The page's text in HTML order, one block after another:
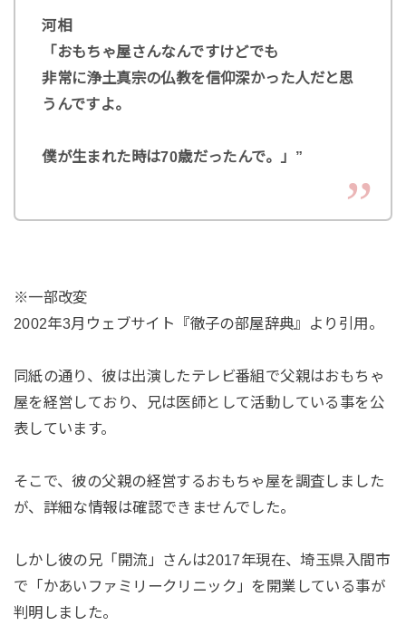
河相
「おもちゃ屋さんなんですけどでも
非常に浄土真宗の仏教を信仰深かった人だと思
うんですよ。
僕が生まれた時は70歳だったんで。」”
※一部改変
2002年3月ウェブサイト『徹子の部屋辞典』より引用。
同紙の通り、彼は出演したテレビ番組で父親はおもちゃ
屋を経営しており、兄は医師として活動している事を公
表しています。
そこで、彼の父親の経営するおもちゃ屋を調査しました
が、詳細な情報は確認できませんでした。
しかし彼の兄「開流」さんは2017年現在、埼玉県入間市
で「かあいファミリークリニック」を開業している事が
判明しました。